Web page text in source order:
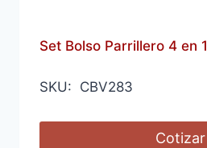
Set Bolso Parrillero 4 en 1
SKU: CBV283
Cotizar